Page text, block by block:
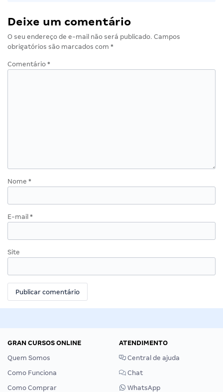
Deixe um comentário
O seu endereço de e-mail não será publicado. Campos
obrigatórios são marcados com *
Comentário *
Nome *
E-mail *
Site
GRAN CURSOS ONLINE
Quem Somos
Como Funciona
Como Comprar
ATENDIMENTO
Central de ajuda
Chat
WhatsApp